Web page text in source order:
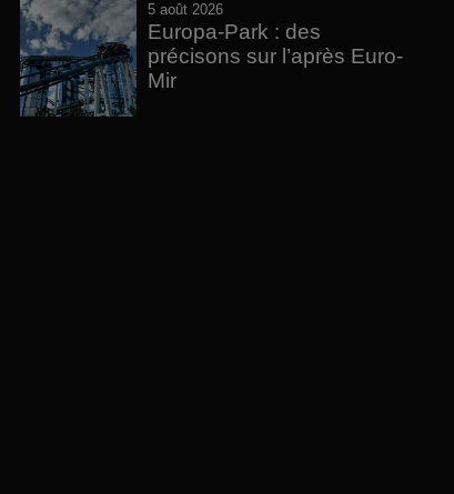
5 août 2026
Europa-Park : des
précisons sur l’après Euro-
Mir